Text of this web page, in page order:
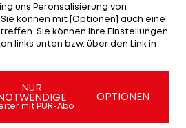
uns Peronsalisierung von
können mit [Optionen] auch eine
Sie können Ihre Einstellungen
links unten bzw. über den Link in
NUR
mit PUR-Abo
OPTIONEN